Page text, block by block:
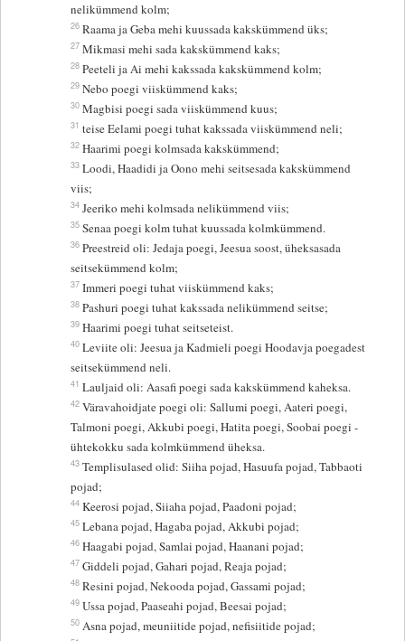
nelikümmend kolm;
26 Raama ja Geba mehi kuussada kakskümmend üks;
27 Mikmasi mehi sada kakskümmend kaks;
28 Peeteli ja Ai mehi kakssada kakskümmend kolm;
29 Nebo poegi viiskümmend kaks;
30 Magbisi poegi sada viiskümmend kuus;
31 teise Eelami poegi tuhat kakssada viiskümmend neli;
32 Haarimi poegi kolmsada kakskümmend;
33 Loodi, Haadidi ja Oono mehi seitsesada kakskümmend
viis;
34 Jeeriko mehi kolmsada nelikümmend viis;
35 Senaa poegi kolm tuhat kuussada kolmkümmend.
36 Preestreid oli: Jedaja poegi, Jeesua soost, üheksasada
seitsekümmend kolm;
37 Immeri poegi tuhat viiskümmend kaks;
38 Pashuri poegi tuhat kakssada nelikümmend seitse;
39 Haarimi poegi tuhat seitseteist.
40 Leviite oli: Jeesua ja Kadmieli poegi Hoodavja poegadest
seitsekümmend neli.
41 Lauljaid oli: Aasafi poegi sada kakskümmend kaheksa.
42 Väravahoidjate poegi oli: Sallumi poegi, Aateri poegi,
Talmoni poegi, Akkubi poegi, Hatita poegi, Soobai poegi -
ühtekokku sada kolmkümmend üheksa.
43 Templisulased olid: Siiha pojad, Hasuufa pojad, Tabbaoti
pojad;
44 Keerosi pojad, Siiaha pojad, Paadoni pojad;
45 Lebana pojad, Hagaba pojad, Akkubi pojad;
46 Haagabi pojad, Samlai pojad, Haanani pojad;
47 Giddeli pojad, Gahari pojad, Reaja pojad;
48 Resini pojad, Nekooda pojad, Gassami pojad;
49 Ussa pojad, Paaseahi pojad, Beesai pojad;
50 Asna pojad, meuniitide pojad, nefisiitide pojad;